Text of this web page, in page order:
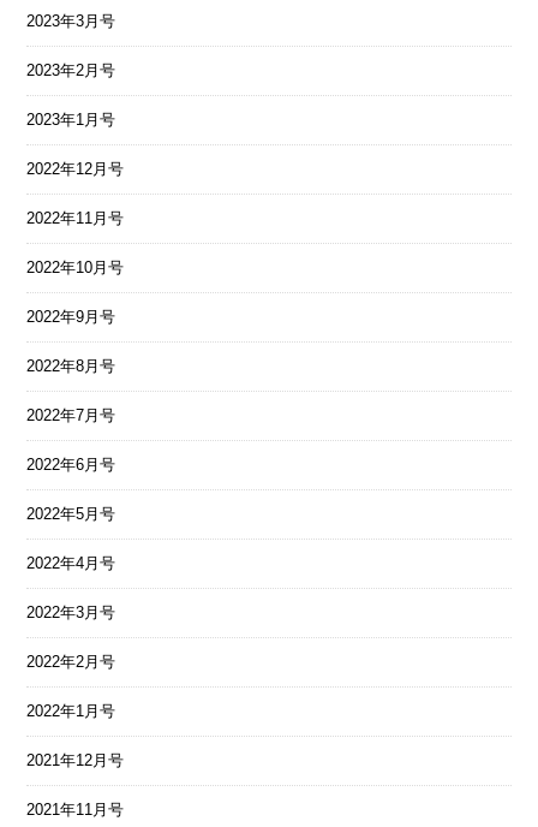
2023年3月号
2023年2月号
2023年1月号
2022年12月号
2022年11月号
2022年10月号
2022年9月号
2022年8月号
2022年7月号
2022年6月号
2022年5月号
2022年4月号
2022年3月号
2022年2月号
2022年1月号
2021年12月号
2021年11月号